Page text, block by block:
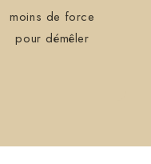
moins de force
pour démêler